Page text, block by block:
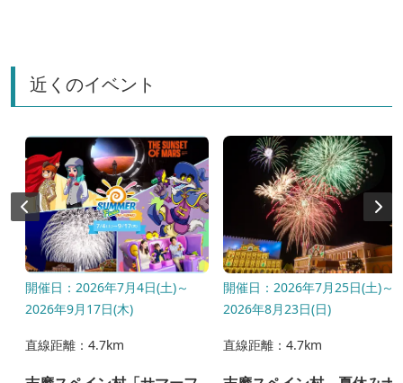
近くのイベント
開催日：2026年7月4日(土)～
2026年9月17日(木)
直線距離：4.7km
開催日：2026年7月25日(土)～
2026年8月23日(日)
直線距離：4.7km